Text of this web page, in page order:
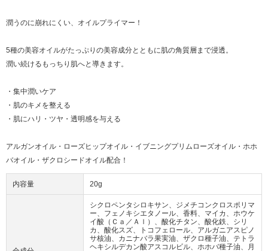
潤うのに崩れにくい、オイルプライマー！
5種の美容オイルがたっぷりの美容成分とともに肌の角質層まで浸透。
潤い続けるもっちり肌へと導きます。
・集中潤いケア
・肌のキメを整える
・肌にハリ・ツヤ・透明感を与える
アルガンオイル・ローズヒップオイル・イブニングプリムローズオイル・ホホ
バオイル・ザクロシードオイル配合！
内容量 20g
シクロペンタシロキサン、ジメチコンクロスポリマ
ー、フェノキシエタノール、香料、マイカ、ホウケ
イ酸（Ｃａ／Ａｌ）、酸化チタン、酸化鉄、シリ
カ、酸化スズ、トコフェロール、アルガニアスピノ
サ核油、カニナバラ果実油、ザクロ種子油、テトラ
ヘキシルデカン酸アスコルビル、ホホバ種子油、月